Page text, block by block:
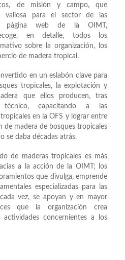
de misión y campo, que
valiosa para el sector de las
página web de la OIMT,
en detalle, todos los
sobre la organización, los
de madera tropical.
en un eslabón clave para
tropicales, la explotación y
que ellos producen, tras
técnico, capacitando a las
en la OFS y lograr entre
de madera de bosques tropicales
se daba décadas atrás.
de maderas tropicales es más
a la acción de la OIMT; los
que divulga, emprende
especializadas para las
vez, se apoyan y en mayor
que la organización crea
actividades concernientes a los